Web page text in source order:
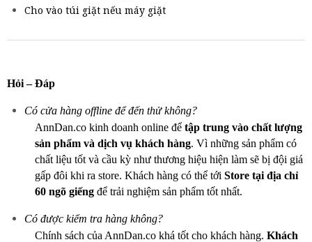
Cho vào túi giặt nếu máy giặt
Hỏi – Đáp
Có cửa hàng offline để đến thử không?
AnnDan.co kinh doanh online để tập trung vào chất lượng
sản phẩm và dịch vụ khách hàng. Vì những sản phẩm có
chất liệu tốt và cầu kỳ như thương hiệu hiện làm sẽ bị đội giá
gấp đôi khi ra store. Khách hàng có thể tới Store tại địa chỉ
60 ngõ giếng để trải nghiệm sản phẩm tốt nhất.
Có được kiểm tra hàng không?
Chính sách của AnnDan.co khá tốt cho khách hàng. Khách